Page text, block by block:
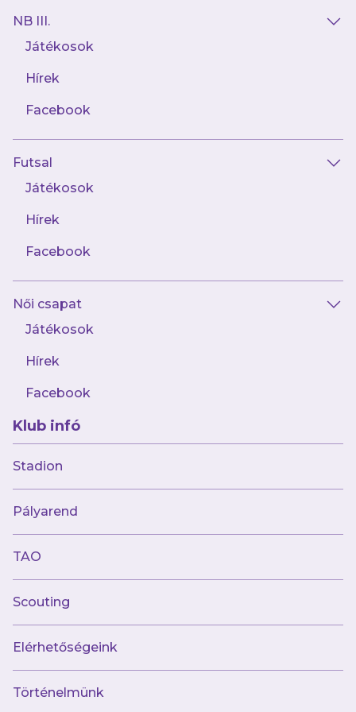
NB III.
Játékosok
Hírek
Facebook
Futsal
Játékosok
Hírek
Facebook
Női csapat
Játékosok
Hírek
Facebook
Klub infó
Stadion
Pályarend
TAO
Scouting
Elérhetőségeink
Történelmünk
2026.01.19
Perjési Lillával és Soós Rékával kezdi az
válogatott!
tavaszra női csapatunk
2025.12.07